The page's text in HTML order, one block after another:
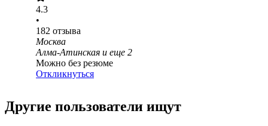
4.3
•
182 отзыва
Москва
Алма-Атинская и еще 2
Можно без резюме
Откликнуться
Другие пользователи ищут